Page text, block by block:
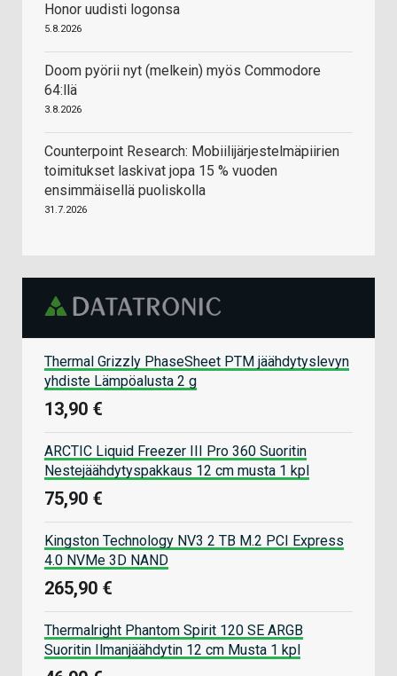
Honor uudisti logonsa
5.8.2026
Doom pyörii nyt (melkein) myös Commodore
64:llä
3.8.2026
Counterpoint Research: Mobiilijärjestelmäpiirien
toimitukset laskivat jopa 15 % vuoden
ensimmäisellä puoliskolla
31.7.2026
Thermal Grizzly PhaseSheet PTM jäähdytyslevyn
yhdiste Lämpöalusta 2 g
13,90 €
ARCTIC Liquid Freezer III Pro 360 Suoritin
Nestejäähdytyspakkaus 12 cm musta 1 kpl
75,90 €
Kingston Technology NV3 2 TB M.2 PCI Express
4.0 NVMe 3D NAND
265,90 €
Thermalright Phantom Spirit 120 SE ARGB
Suoritin Ilmanjäähdytin 12 cm Musta 1 kpl